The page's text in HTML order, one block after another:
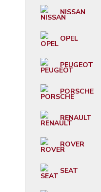
NISSAN
OPEL
PEUGEOT
PORSCHE
RENAULT
ROVER
SEAT